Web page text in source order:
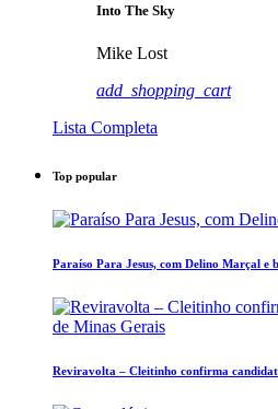
Into The Sky
Mike Lost
add_shopping_cart
Lista Completa
Top popular
Paraíso Para Jesus, com Delino Marçal e
Reviravolta – Cleitinho confirma